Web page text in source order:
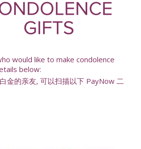
would like to make condolence
below:
金的亲友, 可以扫描以下 PayNow 二